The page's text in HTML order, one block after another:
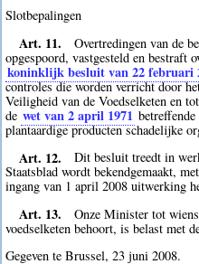
Slotbepalingen
Art. 11.
Overtredingen van de
opgespoord, vastgesteld en bestraft
koninklijk besluit van 22 februari
controles die worden verricht door
Veiligheid van de Voedselketen en
de wet van 2 april 1971
plantaardige producten schadelijke
Art. 12.
Dit besluit treedt in
Staatsblad wordt bekendgemaakt,
ingang van 1 april 2008 uitwerking
Art. 13.
Onze Minister tot
voedselketen behoort, is belast met
Gegeven te Brussel, 23 juni 2008.